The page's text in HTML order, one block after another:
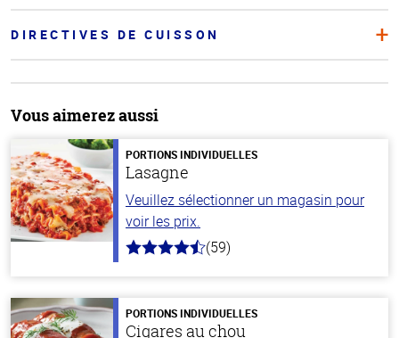
DIRECTIVES DE CUISSON
Vous aimerez aussi
PORTIONS INDIVIDUELLES
Lasagne
Veuillez sélectionner un magasin pour
voir les prix.
4.3
stars
(59)
PORTIONS INDIVIDUELLES
Cigares au chou